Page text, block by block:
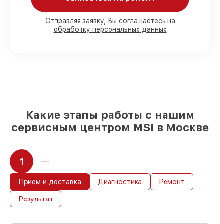
присутствии клиента
90%запчастей MSI имеются в наличии в
Москве, остальные доставляются быстро
Отправляя заявку, Вы соглашаетесь на
обработку персональных данных
Какие этапы работы с нашим
сервисным центром MSI в Москве
1
Прием и доставка Диагностика Ремонт
Результат